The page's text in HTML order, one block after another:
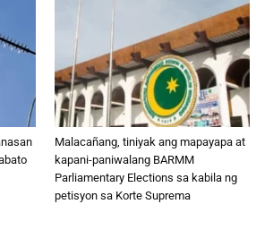
Malacañang, tiniyak ang mapayapa at
kapani-paniwalang BARMM
Parliamentary Elections sa kabila ng
petisyon sa Korte Suprema